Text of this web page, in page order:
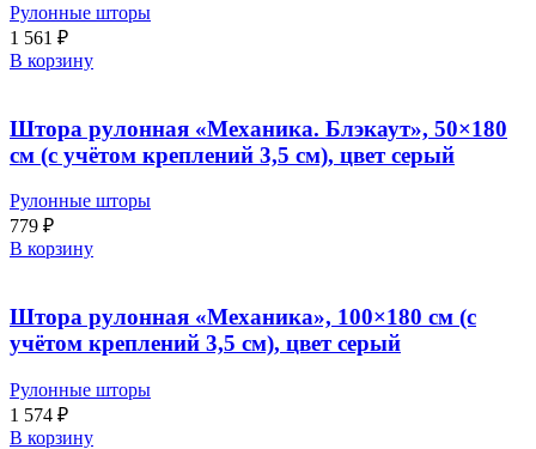
Рулонные шторы
1 561 ₽
В корзину
Штора рулонная «Механика. Блэкаут», 50×180
см (с учётом креплений 3,5 см), цвет серый
Рулонные шторы
779 ₽
В корзину
Штора рулонная «Механика», 100×180 см (с
учётом креплений 3,5 см), цвет серый
Рулонные шторы
1 574 ₽
В корзину